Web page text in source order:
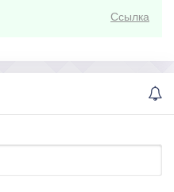
Ссылка